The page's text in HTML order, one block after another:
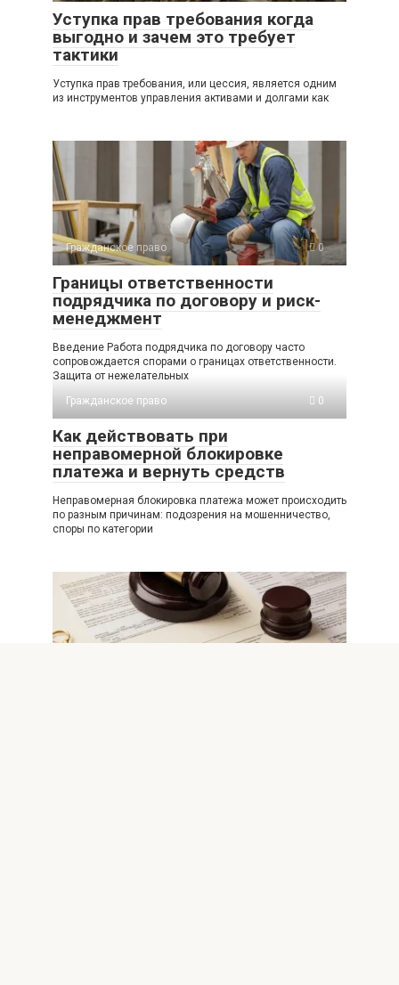
Уступка прав требования когда
выгодно и зачем это требует
тактики
Уступка прав требования, или цессия, является одним
из инструментов управления активами и долгами как
Гражданское право 0
Границы ответственности
подрядчика по договору и риск-
менеджмент
Введение Работа подрядчика по договору часто
сопровождается спорами о границах ответственности.
Защита от нежелательных
Гражданское право
0
Как действовать при
неправомерной блокировке
платежа и вернуть средств
Неправомерная блокировка платежа может происходить
по разным причинам: подозрения на мошенничество,
споры по категории